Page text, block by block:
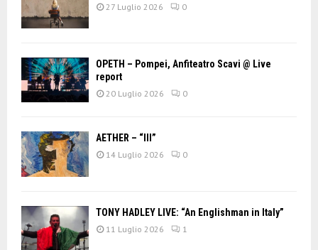
27 Luglio 2026 0
OPETH – Pompei, Anfiteatro Scavi @ Live
report
20 Luglio 2026 0
AETHER – “III”
14 Luglio 2026 0
TONY HADLEY LIVE: “An Englishman in Italy”
11 Luglio 2026 1